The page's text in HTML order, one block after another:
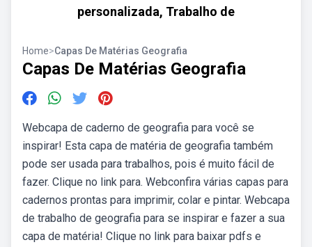
personalizada, Trabalho de
Home>Capas De Matérias Geografia
Capas De Matérias Geografia
Webcapa de caderno de geografia para você se
inspirar! Esta capa de matéria de geografia também
pode ser usada para trabalhos, pois é muito fácil de
fazer. Clique no link para. Webconfira várias capas para
cadernos prontas para imprimir, colar e pintar. Webcapa
de trabalho de geografia para se inspirar e fazer a sua
capa de matéria! Clique no link para baixar pdfs e